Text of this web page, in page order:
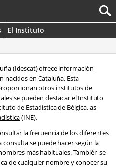
El Instituto
(Idescat) ofrece información
nacidos en Cataluña. Esta
otros institutos de
se pueden destacar el Instituto
de Estadística de Bélgica, así
(INE).
la frecuencia de los diferentes
se puede hacer según la
más habituales. También se
de cualquier nombre y conocer su